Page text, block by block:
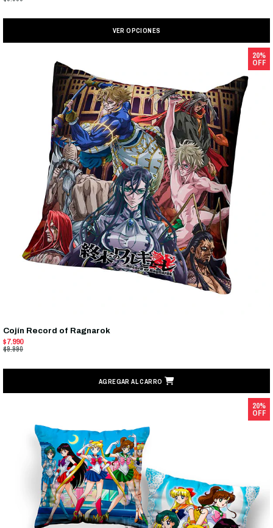
VER OPCIONES
20%
OFF
Cojín Record of Ragnarok
$7.990
$9.990
AGREGAR AL CARRO
20%
OFF